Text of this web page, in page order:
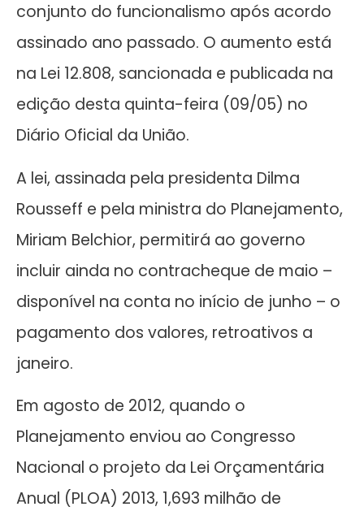
conjunto do funcionalismo após acordo
assinado ano passado. O aumento está
na Lei 12.808, sancionada e publicada na
edição desta quinta-feira (09/05) no
Diário Oficial da União.
A lei, assinada pela presidenta Dilma
Rousseff e pela ministra do Planejamento,
Miriam Belchior, permitirá ao governo
incluir ainda no contracheque de maio –
disponível na conta no início de junho – o
pagamento dos valores, retroativos a
janeiro.
Em agosto de 2012, quando o
Planejamento enviou ao Congresso
Nacional o projeto da Lei Orçamentária
Anual (PLOA) 2013, 1,693 milhão de